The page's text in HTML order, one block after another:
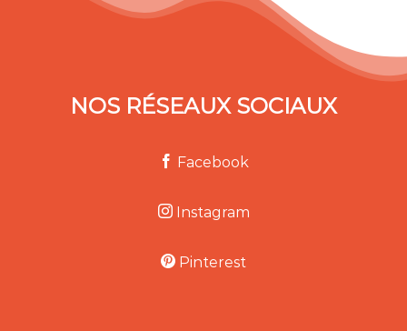
NOS RÉSEAUX SOCIAUX
Facebook
Instagram
Pinterest